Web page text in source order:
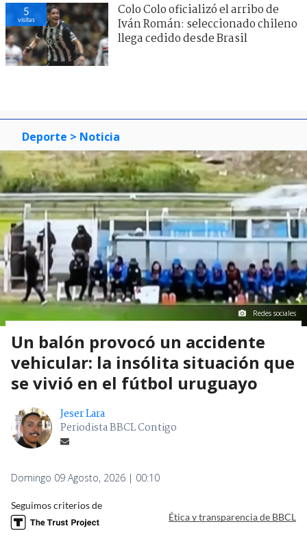
5
visitas
Colo Colo oficializó el arribo de
Iván Román: seleccionado chileno
llega cedido desde Brasil
Deporte > Noticia
Redes sociales
Un balón provocó un accidente
vehicular: la insólita situación que
se vivió en el fútbol uruguayo
Jeser Lara
Periodista BBCL Contigo
Domingo 09 Agosto, 2026 | 00:10
Seguimos criterios de
Ética y transparencia de BBCL